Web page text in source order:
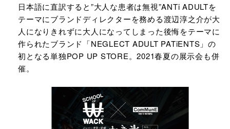
日本語に直訳すると”大人な患者は無視”ANTi ADULTを
テーマにブランドディレクターを務める渡辺淳之介が大
人になりきれずに大人になってしまった後悔をテーマに
作られたブランド「NEGLECT ADULT PATiENTS」の
初となる単独POP UP STORE。2021春夏の展示会も併
催。